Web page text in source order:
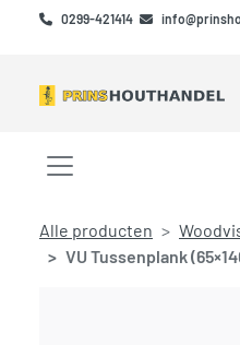
0299-421414
Menu openen/sluiten
Alle producten
VU Tussenplank